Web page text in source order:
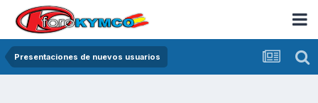
Presentaciones de nuevos usuarios